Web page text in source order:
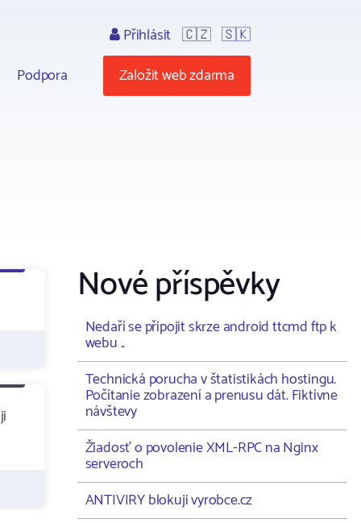
Podpora
Přihlásit 🇨🇿 🇸🇰
Založit web zdarma
Nové příspěvky
Nedaří se připojit skrze android ttcmd ftp k
webu ..
Technická porucha v štatistikách hostingu.
Počítanie zobrazení a prenusu dát. Fiktívne
návštevy
Žiadosť o povolenie XML-RPC na Nginx
serveroch
ANTIVIRY blokuji vyrobce.cz